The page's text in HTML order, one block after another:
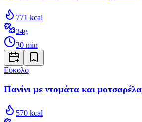
771 kcal
34g
30 min
Εύκολο
Πανίνι με ντομάτα και μοτσαρέλα
570 kcal